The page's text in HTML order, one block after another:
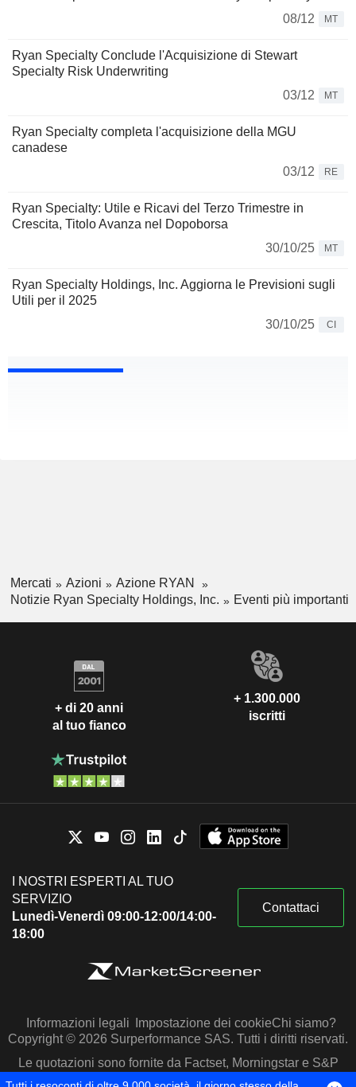
08/12
MT
Ryan Specialty Conclude l'Acquisizione di Stewart
Specialty Risk Underwriting
03/12
MT
Ryan Specialty completa l'acquisizione della MGU
canadese
03/12
RE
Ryan Specialty: Utile e Ricavi del Terzo Trimestre in
Crescita, Titolo Avanza nel Dopoborsa
30/10/25
MT
Ryan Specialty Holdings, Inc. Aggiorna le Previsioni sugli
Utili per il 2025
30/10/25
CI
Mercati Azioni
Azione RYAN
Notizie Ryan Specialty Holdings, Inc.
Eventi più importanti
+ di 20 anni
al tuo fianco
+ 1.300.000
iscritti
I NOSTRI ESPERTI AL TUO
SERVIZIO
Lunedì-Venerdì 09:00-12:00/14:00-
18:00
Contattaci
Informazioni legali Impostazione dei cookieChi siamo?
Copyright © 2026 Surperformance SAS. Tutti i diritti riservati.
Le quotazioni sono fornite da Factset, Morningstar e S&P
Capital IQ